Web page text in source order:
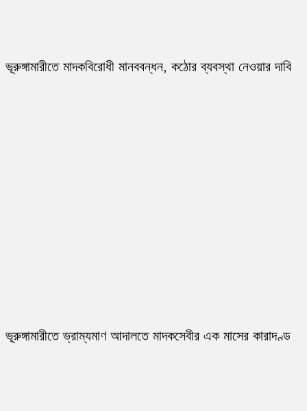
ভূরুঙ্গামারীতে মাদকবিরোধী মানববন্ধন, কঠোর ব্যবস্থা নেওয়ার দাবি
ভূরুঙ্গামারীতে ভ্রাম্যমাণ আদালতে মাদকসেবীর এক মাসের কারাদণ্ড